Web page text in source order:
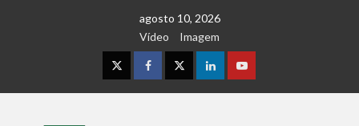
agosto 10, 2026
Vídeo
Imagem
InstagramFacebookTwitterLinkedinYoutube